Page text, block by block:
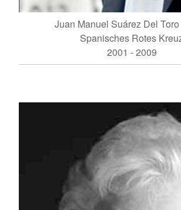
Juan Manuel Suárez Del
Spanisches Rotes
2001 - 2009